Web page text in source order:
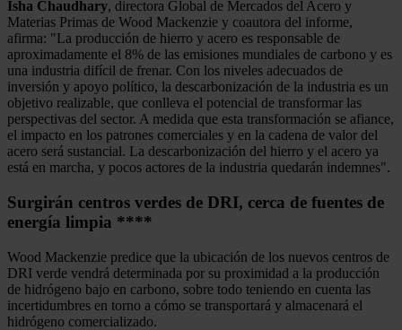
Isha Chaudhary, directora Global de Mercados del Acero y
Materias Primas de Wood Mackenzie y coautora del informe,
afirma: "La producción de hierro y acero es responsable de
aproximadamente el 8% de las emisiones mundiales de carbono y es
una industria difícil de frenar. Con los niveles adecuados de
inversión y apoyo político, la descarbonización de la industria es un
objetivo realizable, que conlleva el potencial de transformar las
perspectivas del sector. A medida que esta transformación se afiance,
el impacto en los patrones comerciales y en la cadena de valor del
acero será sustancial. La descarbonización del hierro y el acero ya
está en marcha, y pocos actores de la industria quedarán indemnes".
Surgirán centros verdes de DRI, cerca de fuentes de
energía limpia ****
Wood Mackenzie predice que la ubicación de los nuevos centros de
DRI verde vendrá determinada por su proximidad a la producción
de hidrógeno bajo en carbono, sobre todo teniendo en cuenta las
incertidumbres en torno a cómo se transportará y almacenará el
hidrógeno comercializado.